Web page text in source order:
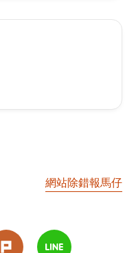
網站除錯報馬仔